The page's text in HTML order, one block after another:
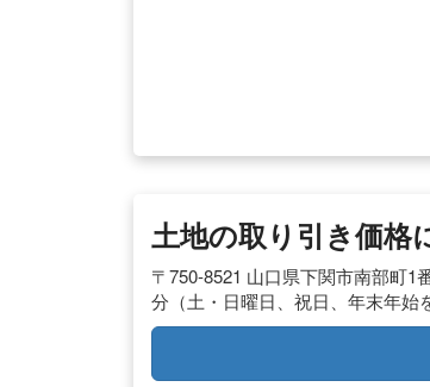
土地の取り引き価格
〒750-8521 山口県下関市南部町1
分（土・日曜日、祝日、年末年始